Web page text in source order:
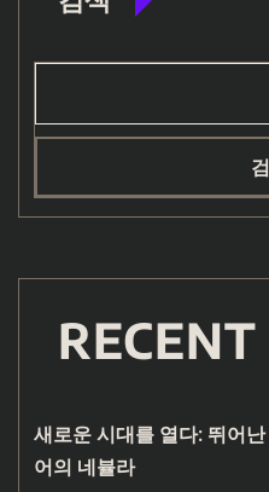
새로운 시대를 열다: 뛰어
어의 네뷸라